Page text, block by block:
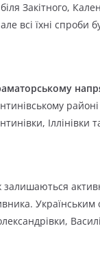
Закітного,
всі їхні спроби
Іллінівки
залишаються
Українським